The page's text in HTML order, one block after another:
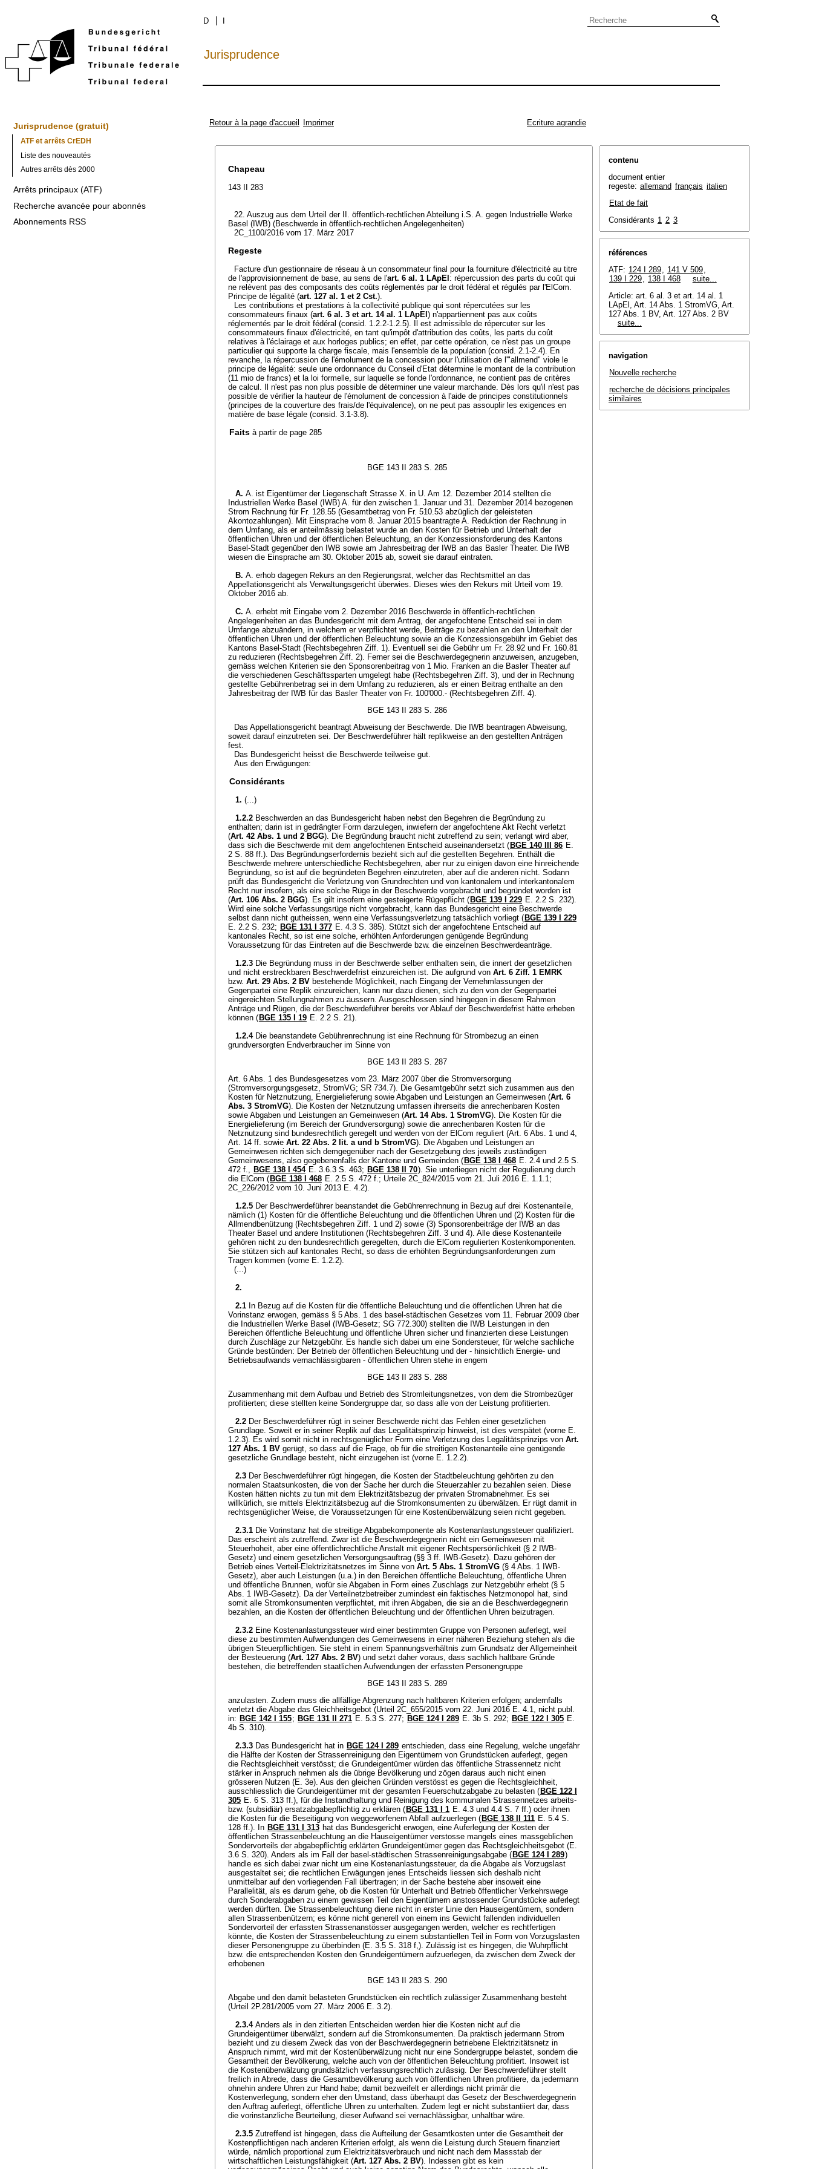
D
Jurisprudence
Jurisprudence (gratuit)
ATF et arrêts CrEDH
Liste des nouveautés
Autres arrêts dès 2000
Arrêts principaux (ATF)
Recherche avancée pour abonnés
Abonnements RSS
Retour à la page d'accueil Imprimer Ecriture agrandie
Chapeau
143 II 283
22. Auszug aus dem Urteil der II. öffentlich-rechtlichen Abteilung i.S. A. gegen Industrielle Werke
Basel (IWB) (Beschwerde in öffentlich-rechtlichen Angelegenheiten)
2C_1100/2016 vom 17. März 2017
Regeste
Facture d'un gestionnaire de réseau à un consommateur final pour la fourniture d'électricité au titre
de l'approvisionnement de base, au sens de l'art. 6 al. 1 LApEl : répercussion des parts du coût qui
ne relèvent pas des composants des coûts réglementés par le droit fédéral et régulés par l'ElCom.
Principe de légalité (art. 127 al. 1 et 2 Cst.).
Les contributions et prestations à la collectivité publique qui sont répercutées sur les
consommateurs finaux (art. 6 al. 3 et art. 14 al. 1 LApEl ) n'appartiennent pas aux coûts
réglementés par le droit fédéral (consid. 1.2.2-1.2.5). Il est admissible de répercuter sur les
consommateurs finaux d'électricité, en tant qu'impôt d'attribution des coûts, les parts du coût
relatives à l'éclairage et aux horloges publics; en effet, par cette opération, ce n'est pas un groupe
particulier qui supporte la charge fiscale, mais l'ensemble de la population (consid. 2.1-2.4). En
revanche, la répercussion de l'émolument de la concession pour l'utilisation de l'"allmend" viole le
principe de légalité: seule une ordonnance du Conseil d'Etat détermine le montant de la contribution
(11 mio de francs) et la loi formelle, sur laquelle se fonde l'ordonnance, ne contient pas de critères
de calcul. Il n'est pas non plus possible de déterminer une valeur marchande. Dès lors qu'il n'est pas
possible de vérifier la hauteur de l'émolument de concession à l'aide de principes constitutionnels
(principes de la couverture des frais/de l'équivalence), on ne peut pas assouplir les exigences en
matière de base légale (consid. 3.1-3.8).
Faits à partir de page 285
BGE 143 II 283 S. 285
A. A. ist Eigentümer der Liegenschaft Strasse X. in U. Am 12. Dezember 2014 stellten die
Industriellen Werke Basel (IWB) A. für den zwischen 1. Januar und 31. Dezember 2014 bezogenen
Strom Rechnung für Fr. 128.55 (Gesamtbetrag von Fr. 510.53 abzüglich der geleisteten
Akontozahlungen). Mit Einsprache vom 8. Januar 2015 beantragte A. Reduktion der Rechnung in
dem Umfang, als er anteilmässig belastet wurde an den Kosten für Betrieb und Unterhalt der
öffentlichen Uhren und der öffentlichen Beleuchtung, an der Konzessionsforderung des Kantons
Basel-Stadt gegenüber den IWB sowie am Jahresbeitrag der IWB an das Basler Theater. Die IWB
wiesen die Einsprache am 30. Oktober 2015 ab, soweit sie darauf eintraten.
B. A. erhob dagegen Rekurs an den Regierungsrat, welcher das Rechtsmittel an das
Appellationsgericht als Verwaltungsgericht überwies. Dieses wies den Rekurs mit Urteil vom 19.
Oktober 2016 ab.
C. A. erhebt mit Eingabe vom 2. Dezember 2016 Beschwerde in öffentlich-rechtlichen
Angelegenheiten an das Bundesgericht mit dem Antrag, der angefochtene Entscheid sei in dem
Umfange abzuändern, in welchem er verpflichtet werde, Beiträge zu bezahlen an den Unterhalt der
öffentlichen Uhren und der öffentlichen Beleuchtung sowie an die Konzessionsgebühr im Gebiet des
Kantons Basel-Stadt (Rechtsbegehren Ziff. 1). Eventuell sei die Gebühr um Fr. 28.92 und Fr. 160.81
zu reduzieren (Rechtsbegehren Ziff. 2). Ferner sei die Beschwerdegegnerin anzuweisen, anzugeben,
gemäss welchen Kriterien sie den Sponsorenbeitrag von 1 Mio. Franken an die Basler Theater auf
die verschiedenen Geschäftssparten umgelegt habe (Rechtsbegehren Ziff. 3), und der in Rechnung
gestellte Gebührenbetrag sei in dem Umfang zu reduzieren, als er einen Beitrag enthalte an den
Jahresbeitrag der IWB für das Basler Theater von Fr. 100'000.- (Rechtsbegehren Ziff. 4).
BGE 143 II 283 S. 286
Das Appellationsgericht beantragt Abweisung der Beschwerde. Die IWB beantragen Abweisung,
soweit darauf einzutreten sei. Der Beschwerdeführer hält replikweise an den gestellten Anträgen
fest.
Das Bundesgericht heisst die Beschwerde teilweise gut.
Aus den Erwägungen:
Considérants
1. (...)
1.2.2 Beschwerden an das Bundesgericht haben nebst den Begehren die Begründung zu
enthalten; darin ist in gedrängter Form darzulegen, inwiefern der angefochtene Akt Recht verletzt
(Art. 42 Abs. 1 und 2 BGG). Die Begründung braucht nicht zutreffend zu sein; verlangt wird aber,
dass sich die Beschwerde mit dem angefochtenen Entscheid auseinandersetzt ( BGE 140 III 86 E.
2 S. 88 ff.). Das Begründungserfordernis bezieht sich auf die gestellten Begehren. Enthält die
Beschwerde mehrere unterschiedliche Rechtsbegehren, aber nur zu einigen davon eine hinreichende
Begründung, so ist auf die begründeten Begehren einzutreten, aber auf die anderen nicht. Sodann
prüft das Bundesgericht die Verletzung von Grundrechten und von kantonalem und interkantonalem
Recht nur insofern, als eine solche Rüge in der Beschwerde vorgebracht und begründet worden ist
(Art. 106 Abs. 2 BGG). Es gilt insofern eine gesteigerte Rügepflicht ( BGE 139 I 229 E. 2.2 S. 232).
Wird eine solche Verfassungsrüge nicht vorgebracht, kann das Bundesgericht eine Beschwerde
selbst dann nicht gutheissen, wenn eine Verfassungsverletzung tatsächlich vorliegt ( BGE 139 I 229
E. 2.2 S. 232; BGE 131 I 377 E. 4.3 S. 385). Stützt sich der angefochtene Entscheid auf
kantonales Recht, so ist eine solche, erhöhten Anforderungen genügende Begründung
Voraussetzung für das Eintreten auf die Beschwerde bzw. die einzelnen Beschwerdeanträge.
1.2.3 Die Begründung muss in der Beschwerde selber enthalten sein, die innert der gesetzlichen
und nicht erstreckbaren Beschwerdefrist einzureichen ist. Die aufgrund von Art. 6 Ziff. 1 EMRK
bzw. Art. 29 Abs. 2 BV bestehende Möglichkeit, nach Eingang der Vernehmlassungen der
Gegenpartei eine Replik einzureichen, kann nur dazu dienen, sich zu den von der Gegenpartei
eingereichten Stellungnahmen zu äussern. Ausgeschlossen sind hingegen in diesem Rahmen
Anträge und Rügen, die der Beschwerdeführer bereits vor Ablauf der Beschwerdefrist hätte erheben
können ( BGE 135 I 19 E. 2.2 S. 21).
1.2.4 Die beanstandete Gebührenrechnung ist eine Rechnung für Strombezug an einen
grundversorgten Endverbraucher im Sinne von
BGE 143 II 283 S. 287
Art. 6 Abs. 1 des Bundesgesetzes vom 23. März 2007 über die Stromversorgung
(Stromversorgungsgesetz, StromVG; SR 734.7). Die Gesamtgebühr setzt sich zusammen aus den
Kosten für Netznutzung, Energielieferung sowie Abgaben und Leistungen an Gemeinwesen (Art. 6
Abs. 3 StromVG). Die Kosten der Netznutzung umfassen ihrerseits die anrechenbaren Kosten
sowie Abgaben und Leistungen an Gemeinwesen (Art. 14 Abs. 1 StromVG). Die Kosten für die
Energielieferung (im Bereich der Grundversorgung) sowie die anrechenbaren Kosten für die
Netznutzung sind bundesrechtlich geregelt und werden von der ElCom reguliert (Art. 6 Abs. 1 und 4,
Art. 14 ff. sowie Art. 22 Abs. 2 lit. a und b StromVG). Die Abgaben und Leistungen an
Gemeinwesen richten sich demgegenüber nach der Gesetzgebung des jeweils zuständigen
Gemeinwesens, also gegebenenfalls der Kantone und Gemeinden ( BGE 138 I 468 E. 2.4 und 2.5 S.
472 f., BGE 138 I 454 E. 3.6.3 S. 463; BGE 138 II 70). Sie unterliegen nicht der Regulierung durch
die ElCom ( BGE 138 I 468 E. 2.5 S. 472 f.; Urteile 2C_824/2015 vom 21. Juli 2016 E. 1.1.1;
2C_226/2012 vom 10. Juni 2013 E. 4.2).
1.2.5 Der Beschwerdeführer beanstandet die Gebührenrechnung in Bezug auf drei Kostenanteile,
nämlich (1) Kosten für die öffentliche Beleuchtung und die öffentlichen Uhren und (2) Kosten für die
Allmendbenützung (Rechtsbegehren Ziff. 1 und 2) sowie (3) Sponsorenbeiträge der IWB an das
Theater Basel und andere Institutionen (Rechtsbegehren Ziff. 3 und 4). Alle diese Kostenanteile
gehören nicht zu den bundesrechtlich geregelten, durch die ElCom regulierten Kostenkomponenten.
Sie stützen sich auf kantonales Recht, so dass die erhöhten Begründungsanforderungen zum
Tragen kommen (vorne E. 1.2.2).
(...)
2.
2.1 In Bezug auf die Kosten für die öffentliche Beleuchtung und die öffentlichen Uhren hat die
Vorinstanz erwogen, gemäss § 5 Abs. 1 des basel-städtischen Gesetzes vom 11. Februar 2009 über
die Industriellen Werke Basel (IWB-Gesetz; SG 772.300) stellten die IWB Leistungen in den
Bereichen öffentliche Beleuchtung und öffentliche Uhren sicher und finanzierten diese Leistungen
durch Zuschläge zur Netzgebühr. Es handle sich dabei um eine Sondersteuer, für welche sachliche
Gründe bestünden: Der Betrieb der öffentlichen Beleuchtung und der - hinsichtlich Energie- und
Betriebsaufwands vernachlässigbaren - öffentlichen Uhren stehe in engem
BGE 143 II 283 S. 288
Zusammenhang mit dem Aufbau und Betrieb des Stromleitungsnetzes, von dem die Strombezüger
profitierten; diese stellten keine Sondergruppe dar, so dass alle von der Leistung profitierten.
2.2 Der Beschwerdeführer rügt in seiner Beschwerde nicht das Fehlen einer gesetzlichen
Grundlage. Soweit er in seiner Replik auf das Legalitätsprinzip hinweist, ist dies verspätet (vorne E.
1.2.3). Es wird somit nicht in rechtsgenüglicher Form eine Verletzung des Legalitätsprinzips von Art.
127 Abs. 1 BV gerügt, so dass auf die Frage, ob für die streitigen Kostenanteile eine genügende
gesetzliche Grundlage besteht, nicht einzugehen ist (vorne E. 1.2.2).
2.3 Der Beschwerdeführer rügt hingegen, die Kosten der Stadtbeleuchtung gehörten zu den
normalen Staatsunkosten, die von der Sache her durch die Steuerzahler zu bezahlen seien. Diese
Kosten hätten nichts zu tun mit dem Elektrizitätsbezug der privaten Stromabnehmer. Es sei
willkürlich, sie mittels Elektrizitätsbezug auf die Stromkonsumenten zu überwälzen. Er rügt damit in
rechtsgenüglicher Weise, die Voraussetzungen für eine Kostenüberwälzung seien nicht gegeben.
2.3.1 Die Vorinstanz hat die streitige Abgabekomponente als Kostenanlastungssteuer qualifiziert.
Das erscheint als zutreffend. Zwar ist die Beschwerdegegnerin nicht ein Gemeinwesen mit
Steuerhoheit, aber eine öffentlichrechtliche Anstalt mit eigener Rechtspersönlichkeit (§ 2 IWB-
Gesetz) und einem gesetzlichen Versorgungsauftrag (§§ 3 ff. IWB-Gesetz). Dazu gehören der
Betrieb eines Verteil-Elektrizitätsnetzes im Sinne von Art. 5 Abs. 1 StromVG (§ 4 Abs. 1 IWB-
Gesetz), aber auch Leistungen (u.a.) in den Bereichen öffentliche Beleuchtung, öffentliche Uhren
und öffentliche Brunnen, wofür sie Abgaben in Form eines Zuschlags zur Netzgebühr erhebt (§ 5
Abs. 1 IWB-Gesetz). Da der Verteilnetzbetreiber zumindest ein faktisches Netzmonopol hat, sind
somit alle Stromkonsumenten verpflichtet, mit ihren Abgaben, die sie an die Beschwerdegegnerin
bezahlen, an die Kosten der öffentlichen Beleuchtung und der öffentlichen Uhren beizutragen.
2.3.2 Eine Kostenanlastungssteuer wird einer bestimmten Gruppe von Personen auferlegt, weil
diese zu bestimmten Aufwendungen des Gemeinwesens in einer näheren Beziehung stehen als die
übrigen Steuerpflichtigen. Sie steht in einem Spannungsverhältnis zum Grundsatz der Allgemeinheit
der Besteuerung (Art. 127 Abs. 2 BV) und setzt daher voraus, dass sachlich haltbare Gründe
bestehen, die betreffenden staatlichen Aufwendungen der erfassten Personengruppe
BGE 143 II 283 S. 289
anzulasten. Zudem muss die allfällige Abgrenzung nach haltbaren Kriterien erfolgen; andernfalls
verletzt die Abgabe das Gleichheitsgebot (Urteil 2C_655/2015 vom 22. Juni 2016 E. 4.1, nicht publ.
in: BGE 142 I 155; BGE 131 II 271 E. 5.3 S. 277; BGE 124 I 289 E. 3b S. 292; BGE 122 I 305 E.
4b S. 310).
2.3.3 Das Bundesgericht hat in BGE 124 I 289 entschieden, dass eine Regelung, welche ungefähr
die Hälfte der Kosten der Strassenreinigung den Eigentümern von Grundstücken auferlegt, gegen
die Rechtsgleichheit verstösst; die Grundeigentümer würden das öffentliche Strassennetz nicht
stärker in Anspruch nehmen als die übrige Bevölkerung und zögen daraus auch nicht einen
grösseren Nutzen (E. 3e). Aus den gleichen Gründen verstösst es gegen die Rechtsgleichheit,
ausschliesslich die Grundeigentümer mit der gesamten Feuerschutzabgabe zu belasten ( BGE 122 I
305 E. 6 S. 313 ff.), für die Instandhaltung und Reinigung des kommunalen Strassennetzes arbeits-
bzw. (subsidiär) ersatzabgabepflichtig zu erklären ( BGE 131 I 1 E. 4.3 und 4.4 S. 7 ff.) oder ihnen
die Kosten für die Beseitigung von weggeworfenem Abfall aufzuerlegen ( BGE 138 II 111 E. 5.4 S.
128 ff.). In BGE 131 I 313 hat das Bundesgericht erwogen, eine Auferlegung der Kosten der
öffentlichen Strassenbeleuchtung an die Hauseigentümer verstosse mangels eines massgeblichen
Sondervorteils der abgabepflichtig erklärten Grundeigentümer gegen das Rechtsgleichheitsgebot (E.
3.6 S. 320). Anders als im Fall der basel-städtischen Strassenreinigungsabgabe ( BGE 124 I 289)
handle es sich dabei zwar nicht um eine Kostenanlastungssteuer, da die Abgabe als Vorzugslast
ausgestaltet sei; die rechtlichen Erwägungen jenes Entscheids liessen sich deshalb nicht
unmittelbar auf den vorliegenden Fall übertragen; in der Sache bestehe aber insoweit eine
Parallelität, als es darum gehe, ob die Kosten für Unterhalt und Betrieb öffentlicher Verkehrswege
durch Sonderabgaben zu einem gewissen Teil den Eigentümern anstossender Grundstücke auferlegt
werden dürften. Die Strassenbeleuchtung diene nicht in erster Linie den Hauseigentümern, sondern
allen Strassenbenützern; es könne nicht generell von einem ins Gewicht fallenden individuellen
Sondervorteil der erfassten Strassenanstösser ausgegangen werden, welcher es rechtfertigen
könnte, die Kosten der Strassenbeleuchtung zu einem substantiellen Teil in Form von Vorzugslasten
dieser Personengruppe zu überbinden (E. 3.5 S. 318 f,). Zulässig ist es hingegen, die Wuhrpflicht
bzw. die entsprechenden Kosten den Grundeigentümern aufzuerlegen, da zwischen dem Zweck der
erhobenen
BGE 143 II 283 S. 290
Abgabe und den damit belasteten Grundstücken ein rechtlich zulässiger Zusammenhang besteht
(Urteil 2P.281/2005 vom 27. März 2006 E. 3.2).
2.3.4 Anders als in den zitierten Entscheiden werden hier die Kosten nicht auf die
Grundeigentümer überwälzt, sondern auf die Stromkonsumenten. Da praktisch jedermann Strom
bezieht und zu diesem Zweck das von der Beschwerdegegnerin betriebene Elektrizitätsnetz in
Anspruch nimmt, wird mit der Kostenüberwälzung nicht nur eine Sondergruppe belastet, sondern die
Gesamtheit der Bevölkerung, welche auch von der öffentlichen Beleuchtung profitiert. Insoweit ist
die Kostenüberwälzung grundsätzlich verfassungsrechtlich zulässig. Der Beschwerdeführer stellt
freilich in Abrede, dass die Gesamtbevölkerung auch von öffentlichen Uhren profitiere, da jedermann
ohnehin andere Uhren zur Hand habe; damit bezweifelt er allerdings nicht primär die
Kostenverlegung, sondern eher den Umstand, dass überhaupt das Gesetz der Beschwerdegegnerin
den Auftrag auferlegt, öffentliche Uhren zu unterhalten. Zudem legt er nicht substantiiert dar, dass
die vorinstanzliche Beurteilung, dieser Aufwand sei vernachlässigbar, unhaltbar wäre.
2.3.5 Zutreffend ist hingegen, dass die Aufteilung der Gesamtkosten unter die Gesamtheit der
Kostenpflichtigen nach anderen Kriterien erfolgt, als wenn die Leistung durch Steuern finanziert
würde, nämlich proportional zum Elektrizitätsverbrauch und nicht nach dem Massstab der
wirtschaftlichen Leistungsfähigkeit (Art. 127 Abs. 2 BV). Indessen gibt es kein
contenu
document entier
regeste: allemand français italien
Etat de fait
Considérants 1 2 3
références
ATF: 124 I 289, 141 V 509,
139 I 229, 138 I 468
suite...
Article: art. 6 al. 3 et art. 14 al. 1
LApEl , Art. 14 Abs. 1 StromVG, Art.
127 Abs. 1 BV, Art. 127 Abs. 2 BV
suite...
navigation
Nouvelle recherche
recherche de décisions principales
similaires